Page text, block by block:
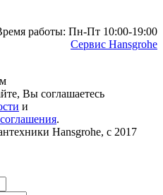
работы: Пн-Пт 10:00-19:00
Сервис Hansgrohe
Вы соглашаетесь
и
.
Hansgrohe, с 2017